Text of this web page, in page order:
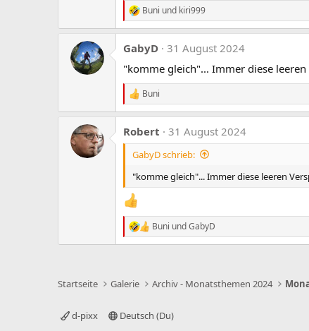
e
n
:
R
e
a
k
i
o
n
e
n
:
Buni und kiri999
GabyD 31 August 2024
"komme gleich"... Immer diese leeren
R
e
a
k
t
n
e
n
:
Buni
Robert 31 August 2024
GabyD schrieb:
"komme gleich"... Immer diese leeren
R
e
i
e
Buni undGabyD
Startseite Galerie Archiv - Monatsthemen 2024
d-pixx Deutsch (Du)